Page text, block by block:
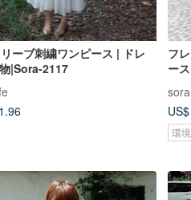
ーブ刺繍ワンピース | ドレ
|Sora-2117
フ
ー
環